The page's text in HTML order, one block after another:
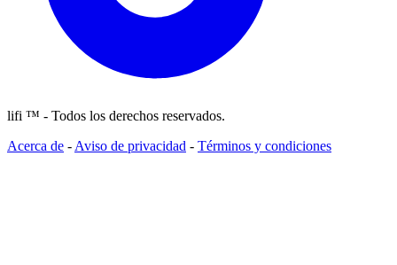
lifi ™ - Todos los derechos reservados.
Acerca de - Aviso de privacidad - Términos y condiciones